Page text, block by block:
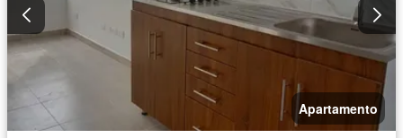
Apartamento